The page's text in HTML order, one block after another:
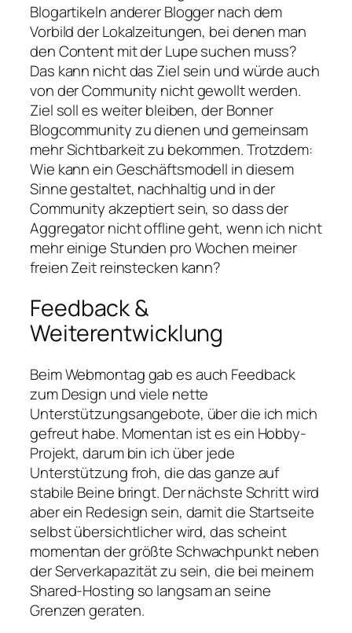
Blogartikeln anderer Blogger nach dem
Vorbild der Lokalzeitungen, bei denen man
den Content mit der Lupe suchen muss?
Das kann nicht das Ziel sein und würde auch
von der Community nicht gewollt werden.
Ziel soll es weiter bleiben, der Bonner
Blogcommunity zu dienen und gemeinsam
mehr Sichtbarkeit zu bekommen. Trotzdem:
Wie kann ein Geschäftsmodell in diesem
Sinne gestaltet, nachhaltig und in der
Community akzeptiert sein, so dass der
Aggregator nicht offline geht, wenn ich nicht
mehr einige Stunden pro Wochen meiner
freien Zeit reinstecken kann?
Feedback &
Weiterentwicklung
Beim Webmontag gab es auch Feedback
zum Design und viele nette
Unterstützungsangebote, über die ich mich
gefreut habe. Momentan ist es ein Hobby-
Projekt, darum bin ich über jede
Unterstützung froh, die das ganze auf
stabile Beine bringt. Der nächste Schritt wird
aber ein Redesign sein, damit die Startseite
selbst übersichtlicher wird, das scheint
momentan der größte Schwachpunkt neben
der Serverkapazität zu sein, die bei meinem
Shared-Hosting so langsam an seine
Grenzen geraten.